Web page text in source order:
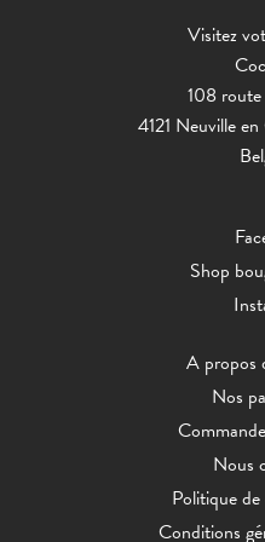
Visitez
108
4121 Neuville
Shop
A propos
Nos
Nous
Politique
Conditions